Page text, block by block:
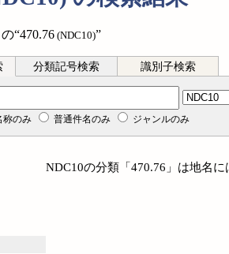
“470.76(NDC10)”
分類記号検索 識別子検索
称のみ 普通件名のみ ジャンルのみ
NDC10の分類「470.76」は地名